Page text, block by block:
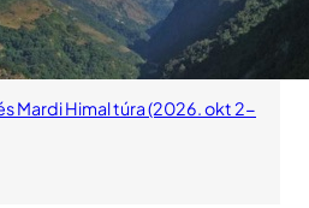
Mardi Himal túra (2026. okt 2-